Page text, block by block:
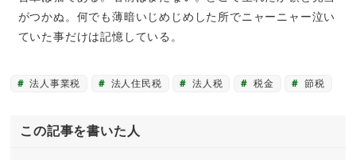
がつかぬ。何でも薄暗いじめじめした所でニャーニャー泣い
ていた事だけは記憶している。
法人事業税 法人住民税 法人税 税金 節税
この記事を書いた人